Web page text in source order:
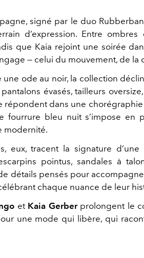
signé par le duo
d’expression. Entre
que Kaia rejoint une soirée
— celui du mouvement, de la
une ode au noir, la collection
évasés, tailleurs
répondent dans une
fourrure bleu nuit s’impose en
modernité.
eux, tracent la signature
pointus, sandales à
détails pensés pour
célébrant chaque nuance de leur
et Kaia Gerberprolongent le
une mode qui libère, qui